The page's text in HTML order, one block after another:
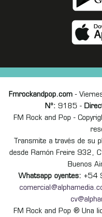
Fmrockandpop.com-
Nº: 9185 -
FM Rock and Pop -
Transmite a través de su
desde Ramón Freire 932,
Buenos
Whatsapp oyentes: +54
FM Rock and Pop ® Una